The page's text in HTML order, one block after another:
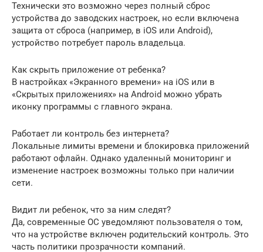
Технически это возможно через полный сброс
устройства до заводских настроек, но если включена
защита от сброса (например, в iOS или Android),
устройство потребует пароль владельца.
Как скрыть приложение от ребенка?
В настройках «Экранного времени» на iOS или в
«Скрытых приложениях» на Android можно убрать
иконку программы с главного экрана.
Работает ли контроль без интернета?
Локальные лимиты времени и блокировка приложений
работают офлайн. Однако удаленный мониторинг и
изменение настроек возможны только при наличии
сети.
Видит ли ребенок, что за ним следят?
Да, современные ОС уведомляют пользователя о том,
что на устройстве включен родительский контроль. Это
часть политики прозрачности компаний.